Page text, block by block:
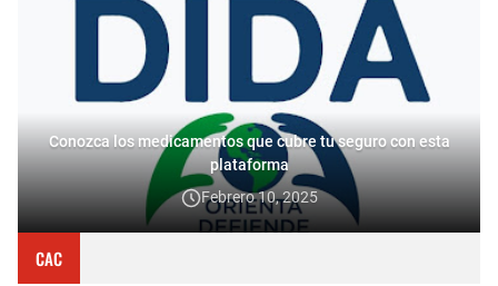
Conozca los medicamentos que cubre tu seguro con esta
plataforma
Febrero 10, 2025
CAC